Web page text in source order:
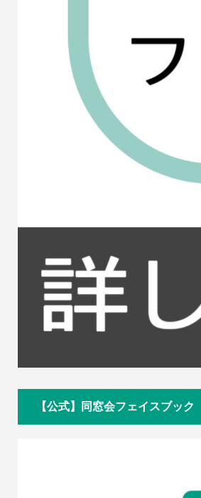
【公式】同窓会フェイスブック